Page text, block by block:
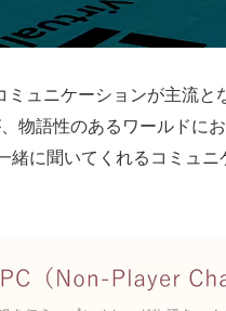
ミュニケーションが主流
物語性のあるワールドに
緒に聞いてくれるコミュニ